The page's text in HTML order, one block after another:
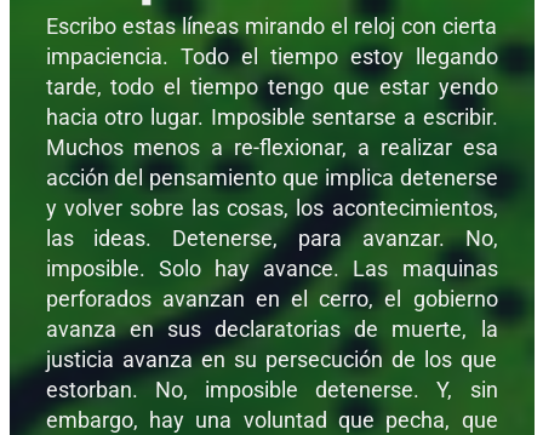
Escribo estas líneas mirando el reloj con cierta
impaciencia. Todo el tiempo estoy llegando
tarde, todo el tiempo tengo que estar yendo
hacia otro lugar. Imposible sentarse a escribir.
Muchos menos a re-flexionar, a realizar esa
acción del pensamiento que implica detenerse
y volver sobre las cosas, los acontecimientos,
las ideas. Detenerse, para avanzar. No,
imposible. Solo hay avance. Las maquinas
perforados avanzan en el cerro, el gobierno
avanza en sus declaratorias de muerte, la
justicia avanza en su persecución de los que
estorban. No, imposible detenerse. Y, sin
embargo, hay una voluntad que pecha, que